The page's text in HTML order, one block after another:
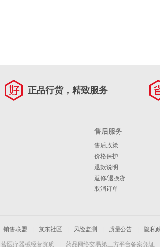
正品行货，精致服务
售后服务
售后政策
价格保护
退款说明
返修/退换货
取消订单
销售联盟 京东社区 风险监测 质量公告 隐私
营医疗器械经营资质 药品网络交易第三方平台备案凭证